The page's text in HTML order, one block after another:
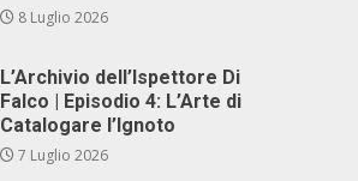
8 Luglio 2026
L’Archivio dell’Ispettore Di
Falco | Episodio 4: L’Arte di
Catalogare l’Ignoto
7 Luglio 2026